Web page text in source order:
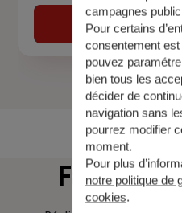
Découvrir
Faites
campagnes
Pour certains
consentement
pouvez
bien tous les
décider de
navigation sans
pourrez modifier
moment.
Pour plus
notre politique de
cookies.